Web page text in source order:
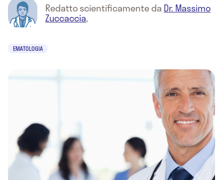
Redatto scientificamente da Dr. Massimo
Zuccaccia,
EMATOLOGIA